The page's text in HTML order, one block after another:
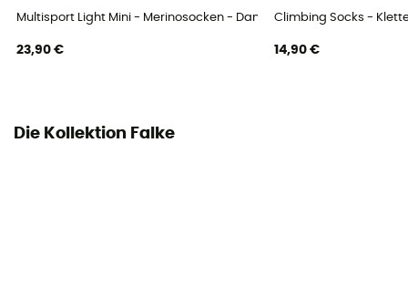
Höhe
Mittelhohe
Multisport Light Mini - Merinosocken - Damen
23,90 €
Climbing Socks -
14,90 €
Die Kollektion Falke